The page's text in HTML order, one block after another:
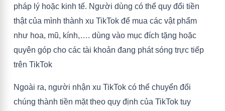
pháp lý hoặc kinh tế. Người dùng có thể quy đổi tiền
thật của mình thành xu TikTok để mua các vật phẩm
như hoa, mũ, kính,…. dùng vào mục đích tặng hoặc
quyên góp cho các tài khoản đang phát sóng trực tiếp
trên TikTok
Ngoài ra, người nhận xu TikTok có thể chuyển đổi
chúng thành tiền mặt theo quy định của TikTok tuy